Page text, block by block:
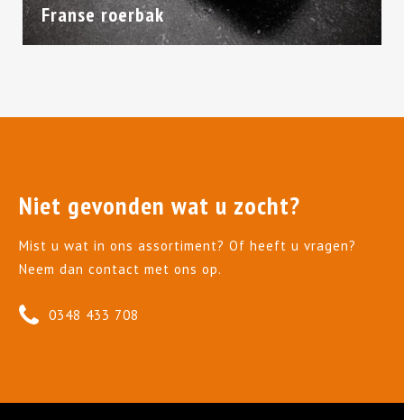
Franse roerbak
Niet gevonden wat u zocht?
Mist u wat in ons assortiment? Of heeft u vragen?
Neem dan contact met ons op.
0348 433 708